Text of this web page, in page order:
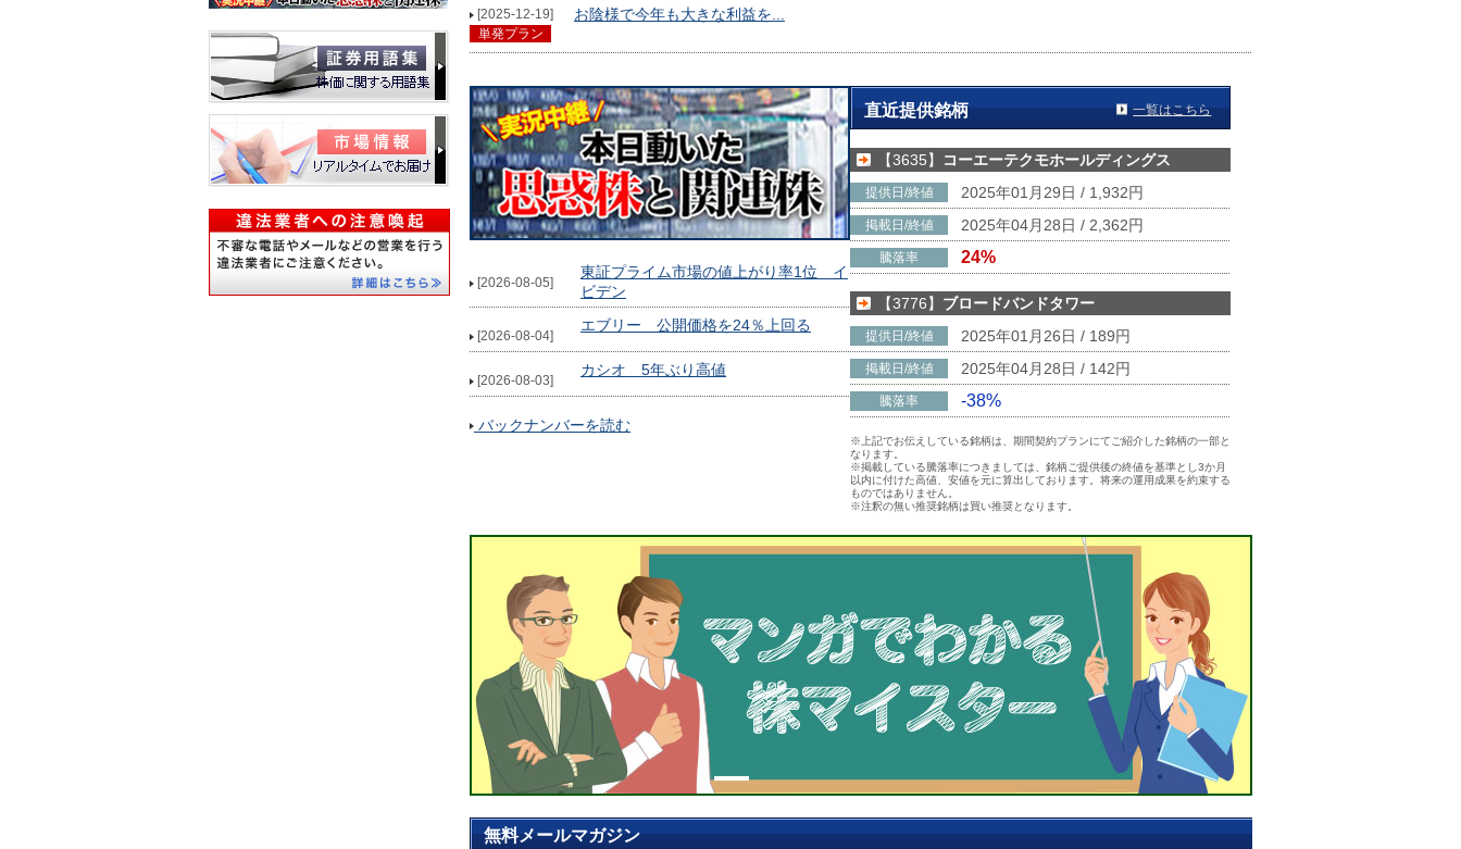
[2025-12-19]
単発プラン
お陰様で今年も大きな利益を...
[2026-08-05]
東証プライム市場の値上がり率1位 イ
ビデン
[2026-08-04]
エブリー 公開価格を24％上回る
[2026-08-03]
カシオ 5年ぶり高値
バックナンバーを読む
直近提供銘柄 一覧はこちら
【3635】 コーエーテクモホールディングス
提供日/終値 2025年01月29日 / 1,932円
掲載日/終値 2025年04月28日 / 2,362円
騰落率 24%
【3776】 ブロードバンドタワー
提供日/終値 2025年01月26日 / 189円
掲載日/終値 2025年04月28日 / 142円
騰落率 -38%
※上記でお伝えしている銘柄は、期間契約プランにてご紹介した銘柄の一部と
なります。
※掲載している騰落率につきましては、銘柄ご提供後の終値を基準とし3か月
以内に付けた高値、安値を元に算出しております。将来の運用成果を約束する
ものではありません。
※注釈の無い推奨銘柄は買い推奨となります。
無料メールマガジン